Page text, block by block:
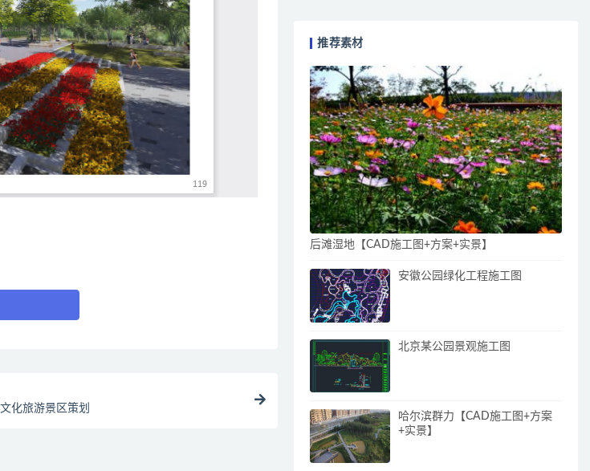
化旅游景区策划
推荐素材
后滩湿地【CAD施工图+方案+实景】
安徽公园绿化工程施工图
北京某公园景观施工图
哈尔滨群力【CAD施工图+方案
+实景】